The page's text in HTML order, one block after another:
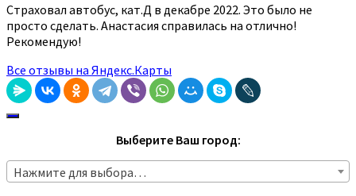
Страховал автобус, кат.Д в декабре 2022. Это было не
просто сделать. Анастасия справилась на отлично!
Рекомендую!
Все отзывы на Яндекс.Карты
Выберите Ваш город:
Нажмите для выбора…